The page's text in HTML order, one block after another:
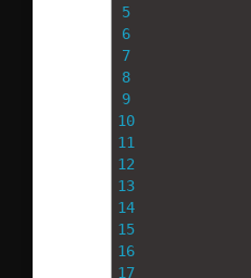
5
6
7
8
9
10
11
12
13
14
15
16
17